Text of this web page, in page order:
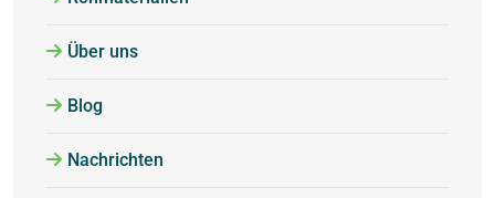
Über uns
Blog
Nachrichten